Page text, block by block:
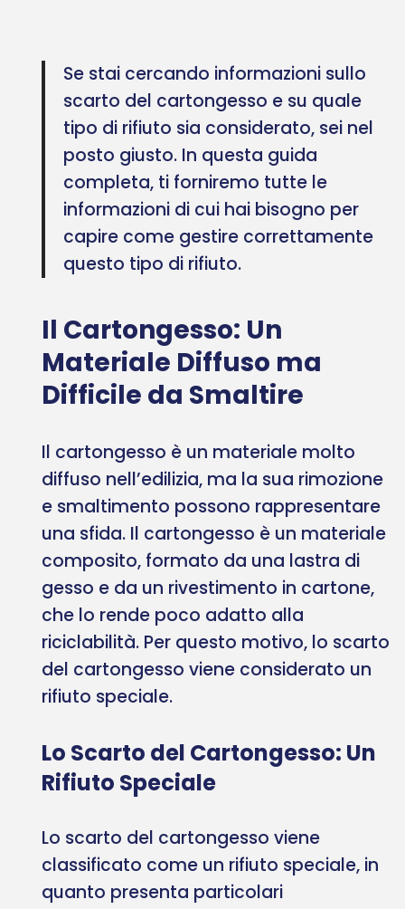
Se stai cercando informazioni sullo
scarto del cartongesso e su quale
tipo di rifiuto sia considerato, sei nel
posto giusto. In questa guida
completa, ti forniremo tutte le
informazioni di cui hai bisogno per
capire come gestire correttamente
questo tipo di rifiuto.
Il Cartongesso: Un
Materiale Diffuso ma
Difficile da Smaltire
Il cartongesso è un materiale molto
diffuso nell’edilizia, ma la sua rimozione
e smaltimento possono rappresentare
una sfida. Il cartongesso è un materiale
composito, formato da una lastra di
gesso e da un rivestimento in cartone,
che lo rende poco adatto alla
riciclabilità. Per questo motivo, lo scarto
del cartongesso viene considerato un
rifiuto speciale.
Lo Scarto del Cartongesso: Un
Rifiuto Speciale
Lo scarto del cartongesso viene
classificato come un rifiuto speciale, in
quanto presenta particolari